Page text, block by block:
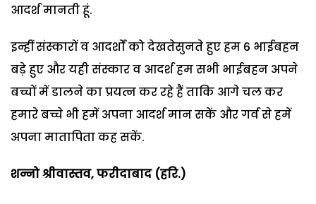
आदर्श मानती हूं.
इन्हीं संस्कारों व आदर्शों को देखतेसुनते हुए हम 6 भाईबहन
बड़े हुए और यही संस्कार व आदर्श हम सभी भाईबहन अपने
बच्चों में डालने का प्रयत्न कर रहे हैं ताकि आगे चल कर
हमारे बच्चे भी हमें अपना आदर्श मान सकें और गर्व से हमें
अपना मातापिता कह सकें.
शन्नो श्रीवास्तव, फरीदाबाद (हरि.)